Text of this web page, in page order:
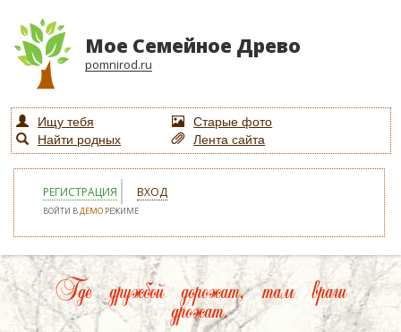
Мое Семейное Древо
pomnirod.ru
Ищу тебя
Старые фото
Найти родных
Лента сайта
РЕГИСТРАЦИЯ ВХОД
ВОЙТИ ВДЕМО РЕЖИМЕ
Где дружбой дорожат, там враги
дрожат.